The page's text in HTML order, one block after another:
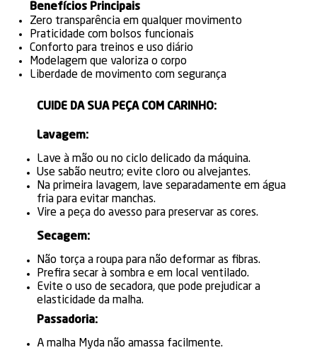
Benefícios Principais
Zero transparência em qualquer movimento
Praticidade com bolsos funcionais
Conforto para treinos e uso diário
Modelagem que valoriza o corpo
Liberdade de movimento com segurança
CUIDE DA SUA PEÇA COM CARINHO:
Lavagem:
Lave à mão ou no ciclo delicado da máquina.
Use sabão neutro; evite cloro ou alvejantes.
Na primeira lavagem, lave separadamente em água
fria para evitar manchas.
Vire a peça do avesso para preservar as cores.
Secagem:
Não torça a roupa para não deformar as fibras.
Prefira secar à sombra e em local ventilado.
Evite o uso de secadora, que pode prejudicar a
elasticidade da malha.
Passadoria:
A malha Myda não amassa facilmente.